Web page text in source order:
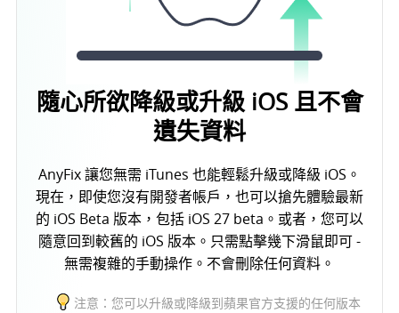
隨心所欲降級或升級 iOS 且不會
遺失資料
AnyFix 讓您無需 iTunes 也能輕鬆升級或降級 iOS。
現在，即使您沒有開發者帳戶，也可以搶先體驗最新
的 iOS Beta 版本，包括 iOS 27 beta。或者，您可以
隨意回到較舊的 iOS 版本。只需點擊幾下滑鼠即可 -
無需複雜的手動操作。不會刪除任何資料。
注意：您可以升級或降級到蘋果官方支援的任何版本